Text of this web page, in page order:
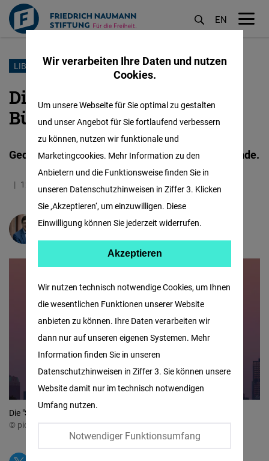
Direkt
Inhalt
EN
LIBERALISMUS
Die Rückkehr des mündigen
Bürgers
Gedanken zu einer gesellschaftlichen Zeitenwende.
12.11.2025 8.6 Minuten Deutschland
Karl-Heinz Paqué
Die "Statue of Liberty" ist ein globales Symbol für Freiheit.
© picture alliance / ASSOCIATED PRESS | Adam Gray
Wir verarbeiten Ihre Daten und nutzen
Cookies.
Wir nutzen technisch notwendige Cookies, um Ihnen
die wesentlichen Funktionen unserer Website
anbieten zu können. Ihre Daten verarbeiten wir
dann nur auf unseren eigenen Systemen. Mehr
Information finden Sie in unseren
Datenschutzhinweisen in Ziffer 3. Sie können unsere
Website damit nur im technisch notwendigen
Umfang nutzen.
Notwendiger Funktionsumfang
Um unsere Webseite für Sie optimal zu gestalten
und unser Angebot für Sie fortlaufend verbessern
zu können, nutzen wir funktionale und
Marketingcookies. Mehr Information zu den
Anbietern und die Funktionsweise finden Sie in
unseren Datenschutzhinweisen in Ziffer 3. Klicken
Sie ‚Akzeptieren‘, um einzuwilligen. Diese
Einwilligung können Sie jederzeit widerrufen.
Facebook
Embed
Twitter
Embed
Instagram
Akzeptieren